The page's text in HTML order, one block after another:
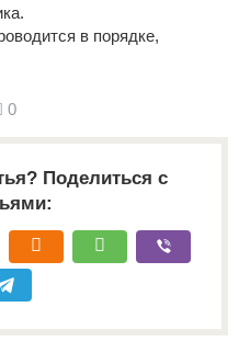
в порядке,
0
Поделиться с